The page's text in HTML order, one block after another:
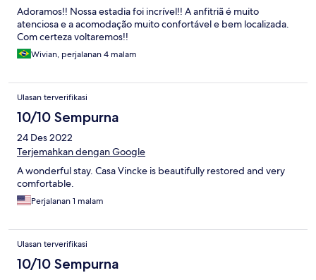
Adoramos!! Nossa estadia foi incrível!! A anfitriã é muito
atenciosa e a acomodação muito confortável e bem localizada.
Com certeza voltaremos!!
Wivian, perjalanan 4 malam
Ulasan terverifikasi
10/10 Sempurna
24 Des 2022
Terjemahkan dengan Google
A wonderful stay. Casa Vincke is beautifully restored and very
comfortable.
Perjalanan 1 malam
Ulasan terverifikasi
10/10 Sempurna